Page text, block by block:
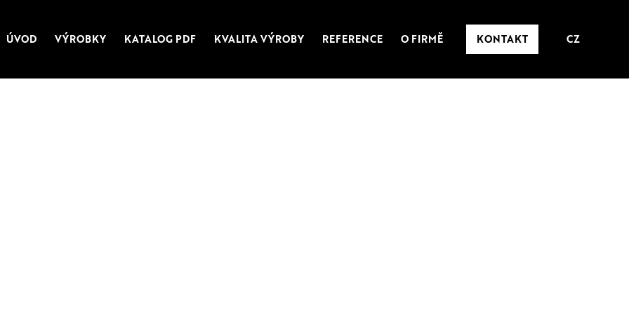
ÚVOD VÝROBKY KATALOG PDF KVALITA VÝROBY REFERENCE O FIRMĚ KONTAKT CZ